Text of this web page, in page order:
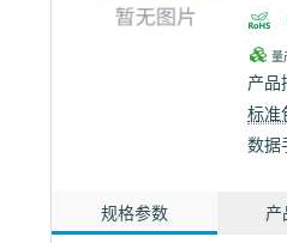
量
产品
标准
数据
规格参数 产